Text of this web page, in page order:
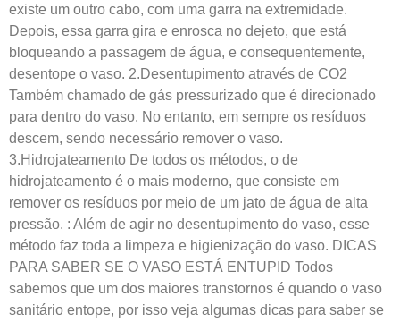
existe um outro cabo, com uma garra na extremidade.
Depois, essa garra gira e enrosca no dejeto, que está
bloqueando a passagem de água, e consequentemente,
desentope o vaso. 2.Desentupimento através de CO2
Também chamado de gás pressurizado que é direcionado
para dentro do vaso. No entanto, em sempre os resíduos
descem, sendo necessário remover o vaso.
3.Hidrojateamento De todos os métodos, o de
hidrojateamento é o mais moderno, que consiste em
remover os resíduos por meio de um jato de água de alta
pressão. : Além de agir no desentupimento do vaso, esse
método faz toda a limpeza e higienização do vaso. DICAS
PARA SABER SE O VASO ESTÁ ENTUPID Todos
sabemos que um dos maiores transtornos é quando o vaso
sanitário entope, por isso veja algumas dicas para saber se